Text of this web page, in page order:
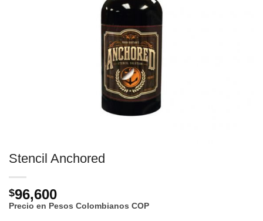
Stencil Anchored
$96,600
Precio en Pesos Colombianos COP